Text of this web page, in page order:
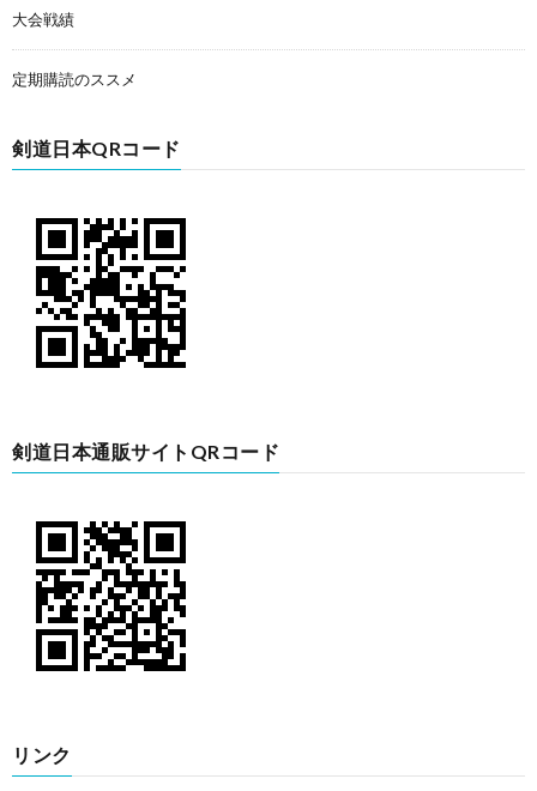
大会戦績
定期購読のススメ
剣道日本QRコード
剣道日本通販サイトQRコード
リンク